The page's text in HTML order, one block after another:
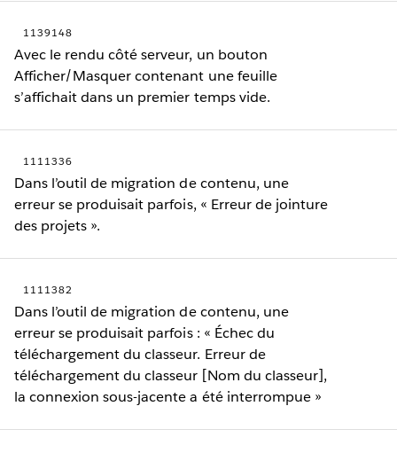
1139148
Avec le rendu côté serveur, un bouton
Afficher/Masquer contenant une feuille
s’affichait dans un premier temps vide.
1111336
Dans l’outil de migration de contenu, une
erreur se produisait parfois, « Erreur de jointure
des projets ».
1111382
Dans l’outil de migration de contenu, une
erreur se produisait parfois : « Échec du
téléchargement du classeur. Erreur de
téléchargement du classeur [Nom du classeur],
la connexion sous-jacente a été interrompue »